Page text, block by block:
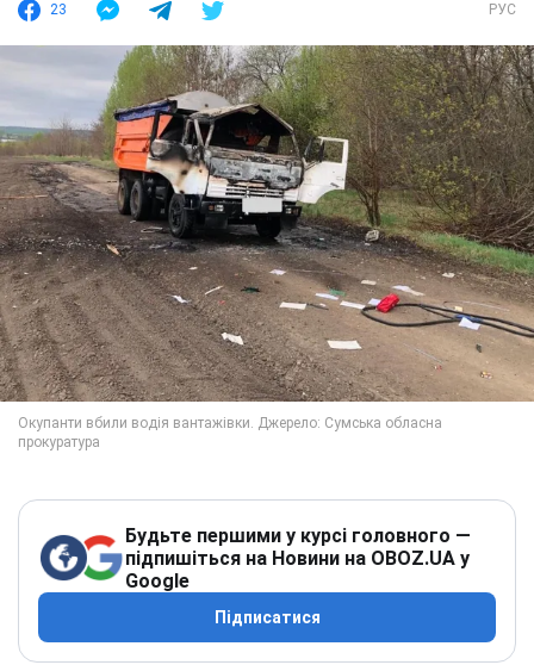
23 РУС
Будьте першими у курсі головного —
підпишіться на Новини на OBOZ.UA у
Google
Підписатися